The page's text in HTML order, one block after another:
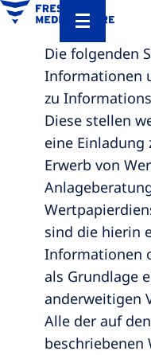
Die folgenden
Informationen
zu
Diese stellen
eine Einladung
Erwerb von
sind die hierin
Informationen
als Grundlage
anderweitigen
Alle der auf
beschriebenen